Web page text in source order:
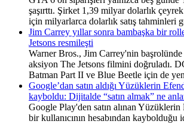
şaşırttı. Şirket 1,39 milyar dolarlık
için milyarlarca dolarlık satış tahminleri
Jim Carrey yıllar sonra bambaşka bir
Jetsons resmileşti
Warner Bros., Jim Carrey'nin başrolünde
aksiyon The Jetsons filmini doğruladı.
Batman Part II ve Blue Beetle için de
Google’dan satın aldığı Yüzüklerin
kayboldu: Dijitalde “satın almak” ne
Google Play'den satın alınan
bir kullanıcının hesabından kaybolduğu